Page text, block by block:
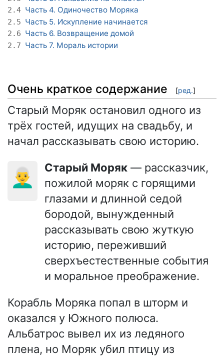
2.4 Часть 4. Одиночество Моряка
2.5 Часть 5. Искупление начинается
2.6 Часть 6. Возвращение домой
2.7 Часть 7. Мораль истории
Очень краткое содержание [ред.]
Старый Моряк остановил одного из
трёх гостей, идущих на свадьбу, и
начал рассказывать свою историю.
👨‍🦳 Старый Моряк — рассказчик,
пожилой моряк с горящими
глазами и длинной седой
бородой, вынужденный
рассказывать свою жуткую
историю, переживший
сверхъестественные события
и моральное преображение.
Корабль Моряка попал в шторм и
оказался у Южного полюса.
Альбатрос вывел их из ледяного
плена, но Моряк убил птицу из